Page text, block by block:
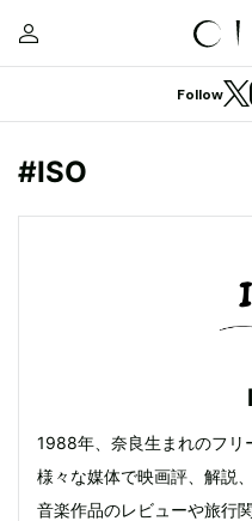
Follow
#ISO
1988年、奈良生まれのフリ
様々な媒体で映画評、解説
音楽作品のレビューや旅行